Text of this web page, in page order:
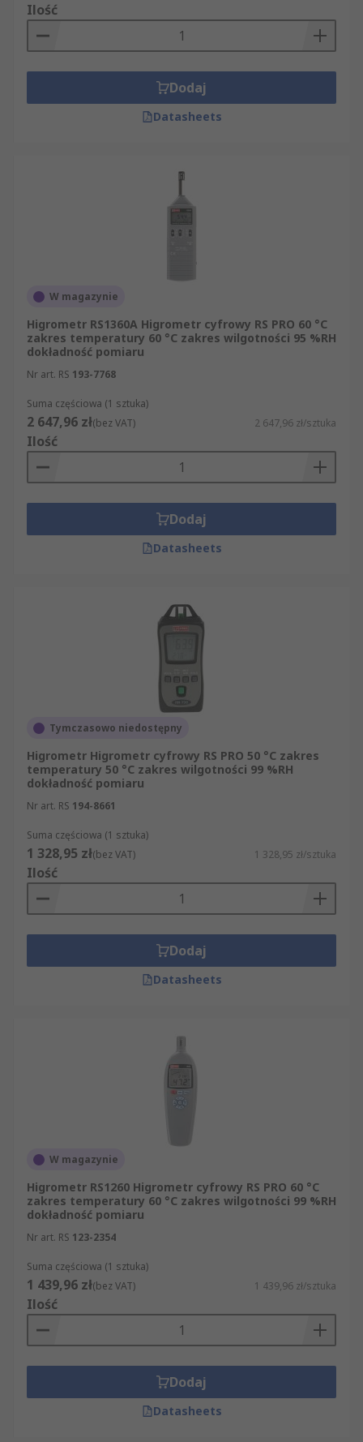
Ilość
Dodaj
Datasheets
W magazynie
Higrometr RS1360A Higrometr cyfrowy RS PRO 60 °C
zakres temperatury 60 °C zakres wilgotności 95 %RH
dokładność pomiaru
Nr art. RS 193-7768
Suma częściowa (1 sztuka)
2 647,96 zł(bez VAT) 2 647,96 zł/sztuka
Ilość
Dodaj
Datasheets
Tymczasowo niedostępny
Higrometr Higrometr cyfrowy RS PRO 50 °C zakres
temperatury 50 °C zakres wilgotności 99 %RH
dokładność pomiaru
Nr art. RS 194-8661
Suma częściowa (1 sztuka)
1 328,95 zł(bez VAT) 1 328,95 zł/sztuka
Ilość
Dodaj
Datasheets
W magazynie
Higrometr RS1260 Higrometr cyfrowy RS PRO 60 °C
zakres temperatury 60 °C zakres wilgotności 99 %RH
dokładność pomiaru
Nr art. RS 123-2354
Suma częściowa (1 sztuka)
1 439,96 zł(bez VAT) 1 439,96 zł/sztuka
Ilość
Dodaj
Datasheets